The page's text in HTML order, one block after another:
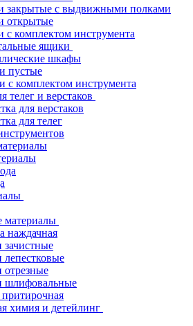
закрытые с выдвижными полками
открытые
с комплектом инструмента
ящики
шкафы
пустые
с комплектом инструмента
телег и верстаков
для верстаков
для телег
материалы
наждачная
зачистные
лепестковые
отрезные
шлифовальные
химия и детейлинг